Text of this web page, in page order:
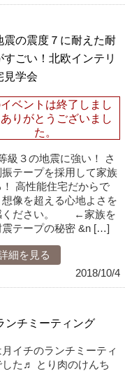
震の震度７に耐えた耐
すごい！北欧インテリ
見学会
ベントは終了しまし
りがとうございまし
た。
級３の地震に強い！ さ
振テープを採用して家族
！ 高性能住宅だからで
想像を超える心地よさを
ください。 ←家族を
震テープの秘密 &n […]
細を見る
2018/10/4
ンチミーティング
イチのランチミーティ
した♬ とり肉のけんち